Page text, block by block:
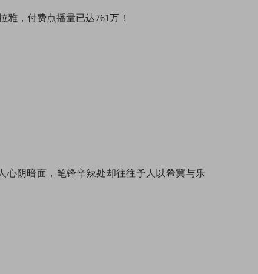
，付费点播量已达761万！
心阴暗面，笔锋辛辣处却往往予人以希冀与乐